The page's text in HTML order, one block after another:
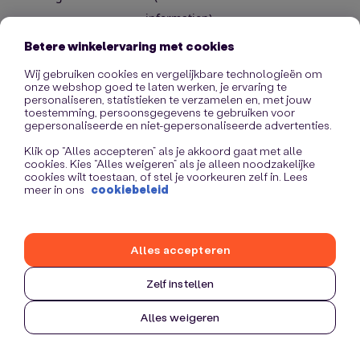
information).
Betere winkelervaring met cookies
Wij gebruiken cookies en vergelijkbare technologieën om
onze webshop goed te laten werken, je ervaring te
personaliseren, statistieken te verzamelen en, met jouw
toestemming, persoonsgegevens te gebruiken voor
gepersonaliseerde en niet-gepersonaliseerde advertenties.
Klik op “Alles accepteren” als je akkoord gaat met alle
cookies. Kies “Alles weigeren” als je alleen noodzakelijke
cookies wilt toestaan, of stel je voorkeuren zelf in. Lees
meer in ons cookiebeleid
Zelf instellen
Alles weigeren
Alles accepteren